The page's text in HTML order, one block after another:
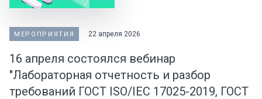
МЕРОПРИЯТИЯ 22 апреля 2026
16 апреля состоялся вебинар
"Лабораторная отчетность и разбор
требований ГОСТ ISO/IEC 17025-2019, ГОСТ